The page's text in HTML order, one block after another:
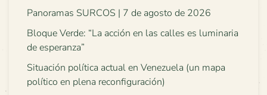
Panoramas SURCOS | 7 de agosto de 2026
Bloque Verde: “La acción en las calles es luminaria
de esperanza”
Situación política actual en Venezuela (un mapa
político en plena reconfiguración)